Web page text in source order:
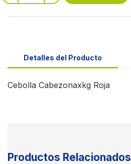
Detalles del Producto
Cebolla Cabezonaxkg Roja
Productos Relacionados